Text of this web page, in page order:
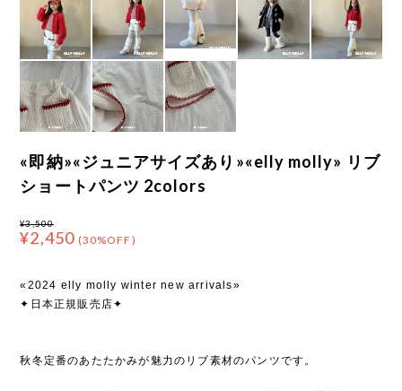
«即納»«ジュニアサイズあり»«elly molly» リブ
ショートパンツ 2colors
¥3,500
¥2,450 (30%OFF)
«2024 elly molly winter new arrivals»
✦日本正規販売店✦
秋冬定番のあたたかみが魅力のリブ素材のパンツです。